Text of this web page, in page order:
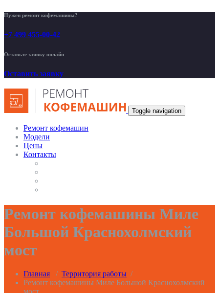
Нужен ремонт кофемашины?
+7 499 455-00-42
Оставьте заявку онлайн
Оставить заявку
Toggle navigation
Ремонт кофемашин
Модели
Цены
Контакты
Ремонт кофемашины Миле
Большой Краснохолмский
мост
Главная / Территория работы /
Ремонт кофемашины Миле Большой Краснохолмский
мост